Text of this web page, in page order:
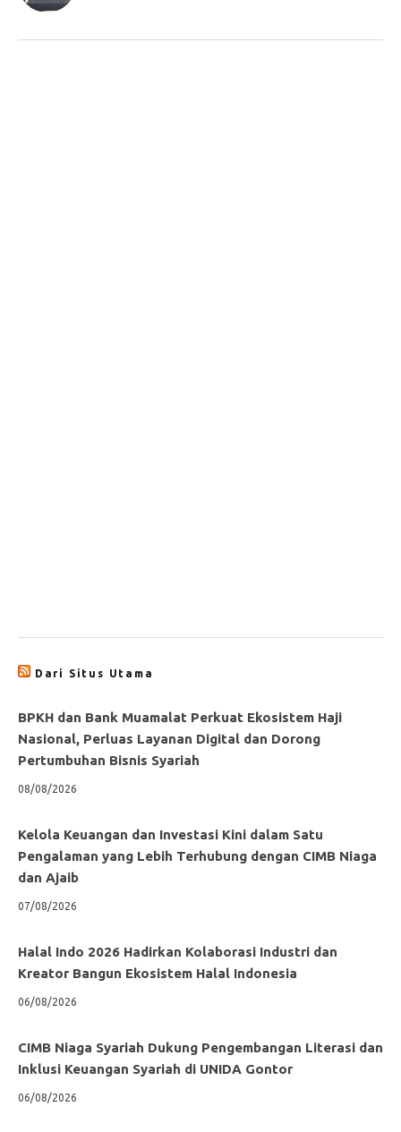
Dari Situs Utama
BPKH dan Bank Muamalat Perkuat Ekosistem Haji
Nasional, Perluas Layanan Digital dan Dorong
Pertumbuhan Bisnis Syariah
08/08/2026
Kelola Keuangan dan Investasi Kini dalam Satu
Pengalaman yang Lebih Terhubung dengan CIMB Niaga
dan Ajaib
07/08/2026
Halal Indo 2026 Hadirkan Kolaborasi Industri dan
Kreator Bangun Ekosistem Halal Indonesia
06/08/2026
CIMB Niaga Syariah Dukung Pengembangan Literasi dan
Inklusi Keuangan Syariah di UNIDA Gontor
06/08/2026